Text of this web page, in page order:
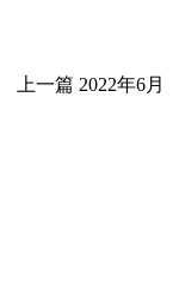
上一篇 2022年6月